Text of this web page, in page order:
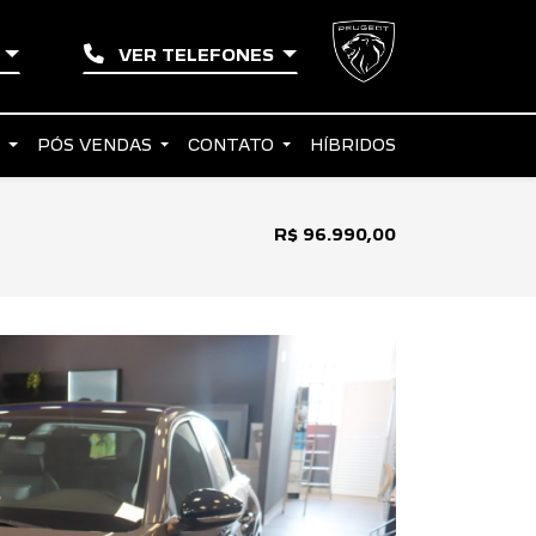
VER TELEFONES
PÓS VENDAS CONTATO HÍBRIDOS
R$ 96.990,00